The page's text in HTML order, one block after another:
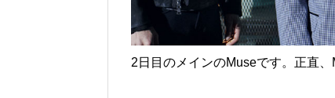
2日目のメインのMuseです。正直